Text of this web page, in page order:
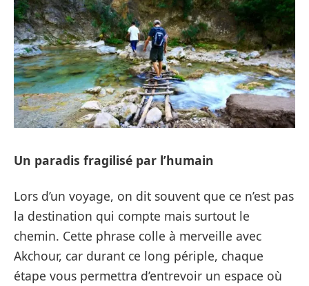
Un paradis fragilisé par l’humain
Lors d’un voyage, on dit souvent que ce n’est pas
la destination qui compte mais surtout le
chemin. Cette phrase colle à merveille avec
Akchour, car durant ce long périple, chaque
étape vous permettra d’entrevoir un espace où